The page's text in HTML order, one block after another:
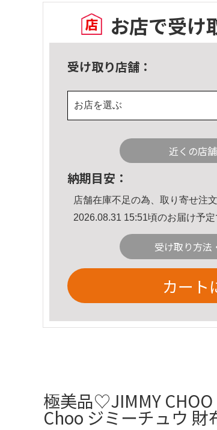
お店で受け
受け取り店舗：
お店を選ぶ
近くの店
納期目安：
店舗在庫不足の為、取り寄せ注文
2026.08.31 15:51頃のお届け予定
受け取り方法
カート
極美品♡JIMMY
Choo ジミーチュウ